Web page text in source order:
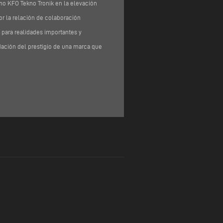
KFO Tekno Tronik en la elevación
la relación de colaboración
realidades importantes y
del prestigio de una marca que